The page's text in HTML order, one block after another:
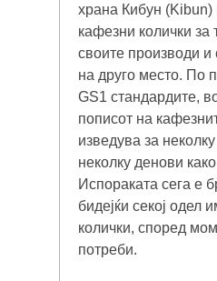
храна Кибун (Kibun)
кафезни колички за
своите производи и
на друго место. По
GS1 стандардите,
пописот на
изведува за
неколку денови
Испораката сега е
бидејќи секој одел
колички, според
потреби.